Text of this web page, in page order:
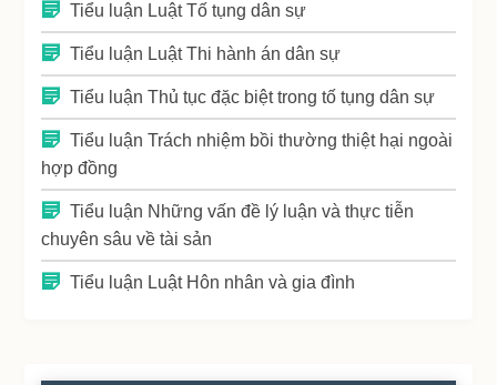
Tiểu luận Luật Tố tụng dân sự
Tiểu luận Luật Thi hành án dân sự
Tiểu luận Thủ tục đặc biệt trong tố tụng dân sự
Tiểu luận Trách nhiệm bồi thường thiệt hại ngoài
hợp đồng
Tiểu luận Những vấn đề lý luận và thực tiễn
chuyên sâu về tài sản
Tiểu luận Luật Hôn nhân và gia đình